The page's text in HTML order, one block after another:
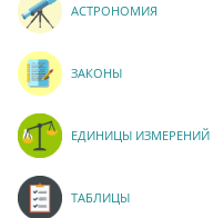
АСТРОНОМИЯ
ЗАКОНЫ
ЕДИНИЦЫ ИЗМЕРЕНИЙ
ТАБЛИЦЫ